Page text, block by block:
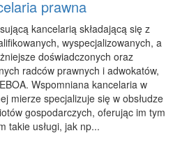
prawna
kancelarią składającą się z
wyspecjalizowanych, a
doświadczonych oraz
radców prawnych i adwokatów,
Wspomniana kancelaria w
mierze specjalizuje się w obsłudze
gospodarczych, oferując im tym
takie usługi, jak np...